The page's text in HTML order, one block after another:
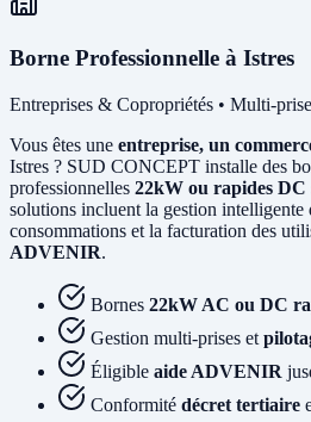
Borne Professionnelle à Istres
Entreprises & Copropriétés • Multi-
Vous êtes une entreprise, un
Istres ? SUD CONCEPT installe des
professionnelles 22kW ou rapides DC
solutions incluent la gestion intelligente
consommations et la facturation des
ADVENIR.
Bornes 22kW AC ou DC
Gestion multi-prises et
Éligible aide ADVENIR
Conformité décret tertiaire